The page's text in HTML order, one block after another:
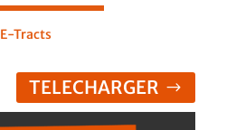
E-Tracts
TELECHARGER